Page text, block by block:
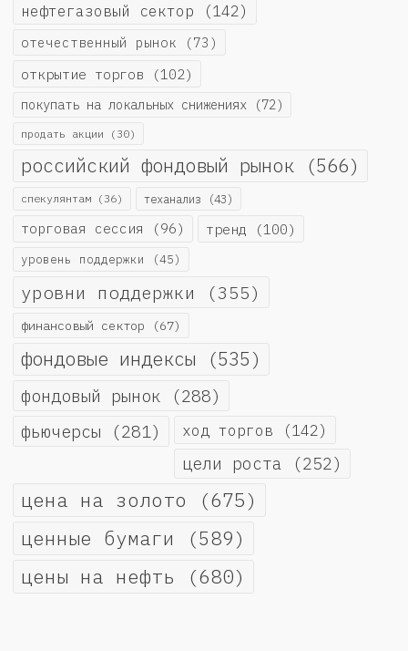
нефтегазовый сектор (142)
отечественный рынок (73)
открытие торгов (102)
покупать на локальных снижениях (72)
продать акции (30)
российский фондовый рынок (566)
спекулянтам (36) теханализ (43)
торговая сессия (96) тренд (100)
уровень поддержки (45)
уровни поддержки (355)
финансовый сектор (67)
фондовые индексы (535)
фондовый рынок (288)
фьючерсы (281) ход торгов (142)
цели роста (252)
цена на золото (675)
ценные бумаги (589)
цены на нефть (680)